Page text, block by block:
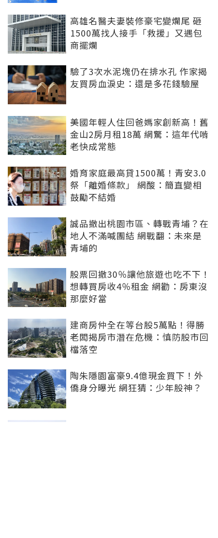
高雄名醫夫妻裝修豪宅變爛尾 砸
1500萬找人接手「救援」又遇包
商擺爛
驗了3次水泥塊仍在排水孔 作家揭
友買房血淚史：還是多花錢驗屋
美國年輕人住回爸媽家創新高！舊
金山2房月租18萬 網驚：這年代啃
老快成常態
婚育家庭最高貸1500萬！青安3.0
祭「離婚條款」 網酸：簡直變相
鼓勵不結婚
誠品撤出桃園市區、轉戰青埔？在
地人不滿喊團結 網戰翻：未來是
青埔的
股票回撤30％讓他旅遊也吃不下！
想轉買房收4％租金 網勸：房東沒
那麼好當
建商房仲全在等台股5萬點！得勝
老闆揭房市潛在危機：慎防股市回
檔落空
陶朱隱園富豪9.4億現金買下！外
僑身分曝光 網狂猜：少年股神？